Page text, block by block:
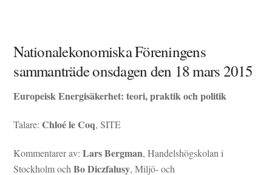
Nationalekonomiska Föreningens
sammanträde onsdagen den 18 mars 2015
Europeisk Energisäkerhet: teori, praktik och politik
Talare:Chloé le Coq, SITE
Kommentarer av:Lars Bergman, Handelshögskolan i
Stockholm ochBo Diczfalusy, Miljö- och